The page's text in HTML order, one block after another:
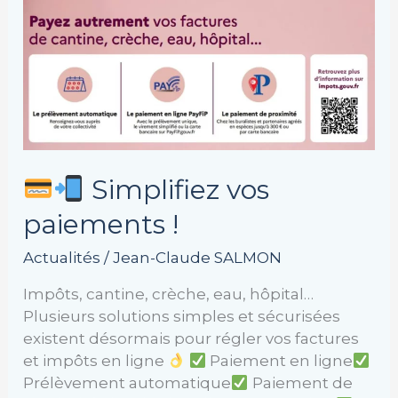
Simplifiez vos
paiements !
Actualités /Jean-Claude SALMON
Impôts, cantine, crèche, eau, hôpital…
Plusieurs solutions simples et sécurisées
existent désormais pour régler vos factures
et impôts en ligne
Paiement en ligne
Prélèvement automatique
Paiement de